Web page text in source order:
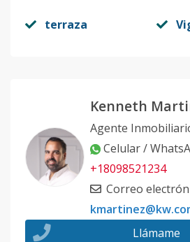
terraza
Kenneth
Agente
Celular /
+18098521234
Correo
Llámame